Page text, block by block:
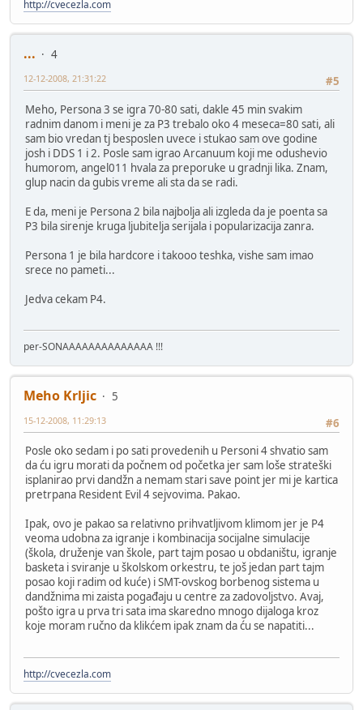
http://cvecezla.com
...
4
#5
12-12-2008, 21:31:22
Meho, Persona 3 se igra 70-80 sati, dakle 45 min svakim
radnim danom i meni je za P3 trebalo oko 4 meseca=80 sati, ali
sam bio vredan tj besposlen uvece i stukao sam ove godine
josh i DDS 1 i 2. Posle sam igrao Arcanuum koji me odushevio
humorom, angel011 hvala za preporuke u gradnji lika. Znam,
glup nacin da gubis vreme ali sta da se radi.
E da, meni je Persona 2 bila najbolja ali izgleda da je poenta sa
P3 bila sirenje kruga ljubitelja serijala i popularizacija zanra.
Persona 1 je bila hardcore i takooo teshka, vishe sam imao
srece no pameti...
Jedva cekam P4.
per-SONAAAAAAAAAAAAAA !!!
Meho Krljic
5
#6
15-12-2008, 11:29:13
Posle oko sedam i po sati provedenih u Personi 4 shvatio sam
da ću igru morati da počnem od početka jer sam loše strateški
isplanirao prvi dandžn a nemam stari save point jer mi je kartica
pretrpana Resident Evil 4 sejvovima. Pakao.
Ipak, ovo je pakao sa relativno prihvatljivom klimom jer je P4
veoma udobna za igranje i kombinacija socijalne simulacije
(škola, druženje van škole, part tajm posao u obdaništu, igranje
basketa i sviranje u školskom orkestru, te još jedan part tajm
posao koji radim od kuće) i SMT-ovskog borbenog sistema u
dandžnima mi zaista pogađaju u centre za zadovoljstvo. Avaj,
pošto igra u prva tri sata ima skaredno mnogo dijaloga kroz
koje moram ručno da klikćem ipak znam da ću se napatiti...
http://cvecezla.com